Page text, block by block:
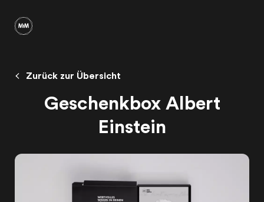
Zurück zur Übersicht
Geschenkbox Albert
Einstein